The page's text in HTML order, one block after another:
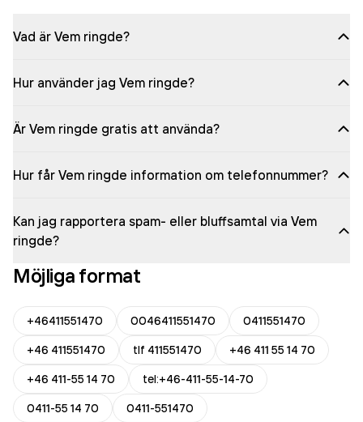
Vad är Vem ringde?
Hur använder jag Vem ringde?
Är Vem ringde gratis att använda?
Hur får Vem ringde information om telefonnummer?
Kan jag rapportera spam- eller bluffsamtal via Vem
ringde?
Möjliga format
+46411551470 0046411551470
0411551470
+46 411551470
tlf 411551470
+46 411 55 14 70
+46 411-55 14 70
tel:+46-411-55-14-70
0411-55 14 70
0411-551470